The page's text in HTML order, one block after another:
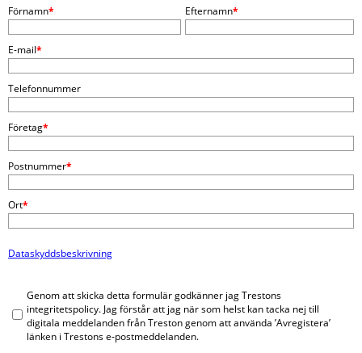
Förnamn* Efternamn*
E-mail*
Telefonnummer
Företag*
Postnummer*
Ort*
Dataskyddsbeskrivning
Genom att skicka detta formulär godkänner jag Trestons
integritetspolicy. Jag förstår att jag när som helst kan tacka nej till
digitala meddelanden från Treston genom att använda ’Avregistera’
länken i Trestons e-postmeddelanden.